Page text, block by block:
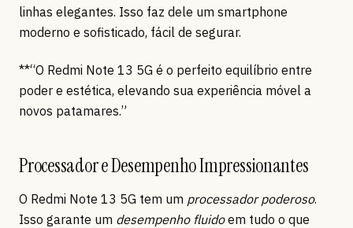
linhas elegantes. Isso faz dele um smartphone
moderno e sofisticado, fácil de segurar.
**“O Redmi Note 13 5G é o perfeito equilíbrio entre
poder e estética, elevando sua experiência móvel a
novos patamares.”
Processador e Desempenho Impressionantes
O Redmi Note 13 5G tem um processador poderoso.
Isso garante um desempenho fluidoem tudo o que